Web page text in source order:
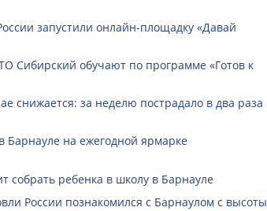
запустили онлайн-­площадку «Давай
Сибирский обучают по программе «Готов к
снижается: за неделю пострадало в два раза
Барнауле на ежегодной ярмарке
собрать ребенка в школу в Барнауле
России познакомился с Барнаулом с высоты